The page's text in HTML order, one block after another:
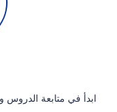
ابدأ في متابعة الدروس